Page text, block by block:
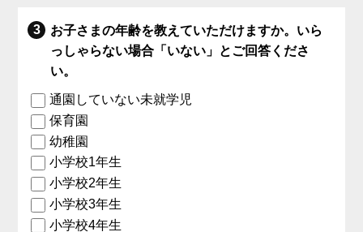
お子さまの年齢を教えていただけますか。いら
っしゃらない場合「いない」とご回答くださ
い。
通園していない未就学児
保育園
幼稚園
小学校1年生
小学校2年生
小学校3年生
小学校4年生